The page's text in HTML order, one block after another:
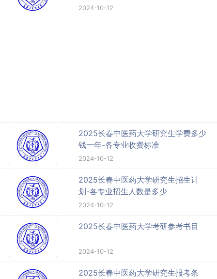
2024-10-12
2025长春中医药大学研究生学费多少
钱一年-各专业收费标准
2024-10-12
2025长春中医药大学研究生招生计
划-各专业招生人数是多少
2024-10-12
2025长春中医药大学考研参考书目
2024-10-12
2025长春中医药大学研究生报考条